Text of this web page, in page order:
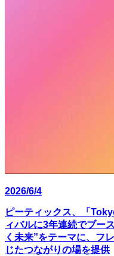
2026/6/4
ピーティックス、「
ィバルに3年連続でブー
く未来”をテーマに、フ
じたつながりの場を提供